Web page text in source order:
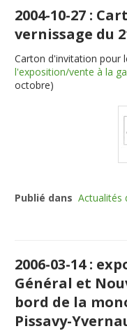
2004-10-27 :
vernissage du
Carton d'invitation pour
l'exposition/vente à la
octobre)
Publié dans Actualités
2006-03-14 :
Général et
bord de la
Pissavy-